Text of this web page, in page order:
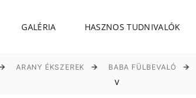
GALÉRIA HASZNOS TUDNIVALÓK
ARANY ÉKSZEREK BABA FÜLBEVALÓ
v